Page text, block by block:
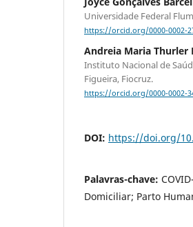
Universidade Federal
https://orcid.org/0000-0002-
Andreia Maria Thurler
Instituto Nacional de
Figueira, Fiocruz.
https://orcid.org/0000-0002-
DOI: https://doi.org/
Palavras-chave:
Domiciliar; Parto